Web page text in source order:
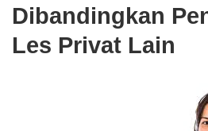
Dibandingkan
Les Privat Lain